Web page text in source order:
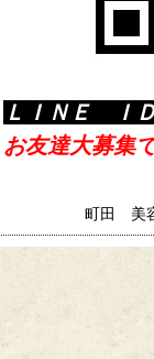
ＬＩＮＥ Ｉ
お友達大募集
町田 美